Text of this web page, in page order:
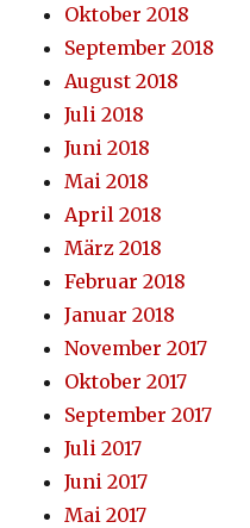
Oktober 2018
September 2018
August 2018
Juli 2018
Juni 2018
Mai 2018
April 2018
März 2018
Februar 2018
Januar 2018
November 2017
Oktober 2017
September 2017
Juli 2017
Juni 2017
Mai 2017